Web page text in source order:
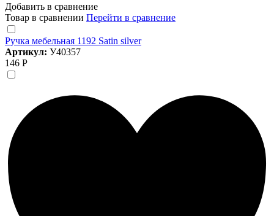
Добавить в сравнение
Товар в сравнении Перейти в сравнение
Ручка мебельная 1192 Satin silver
Артикул: У40357
146 Р